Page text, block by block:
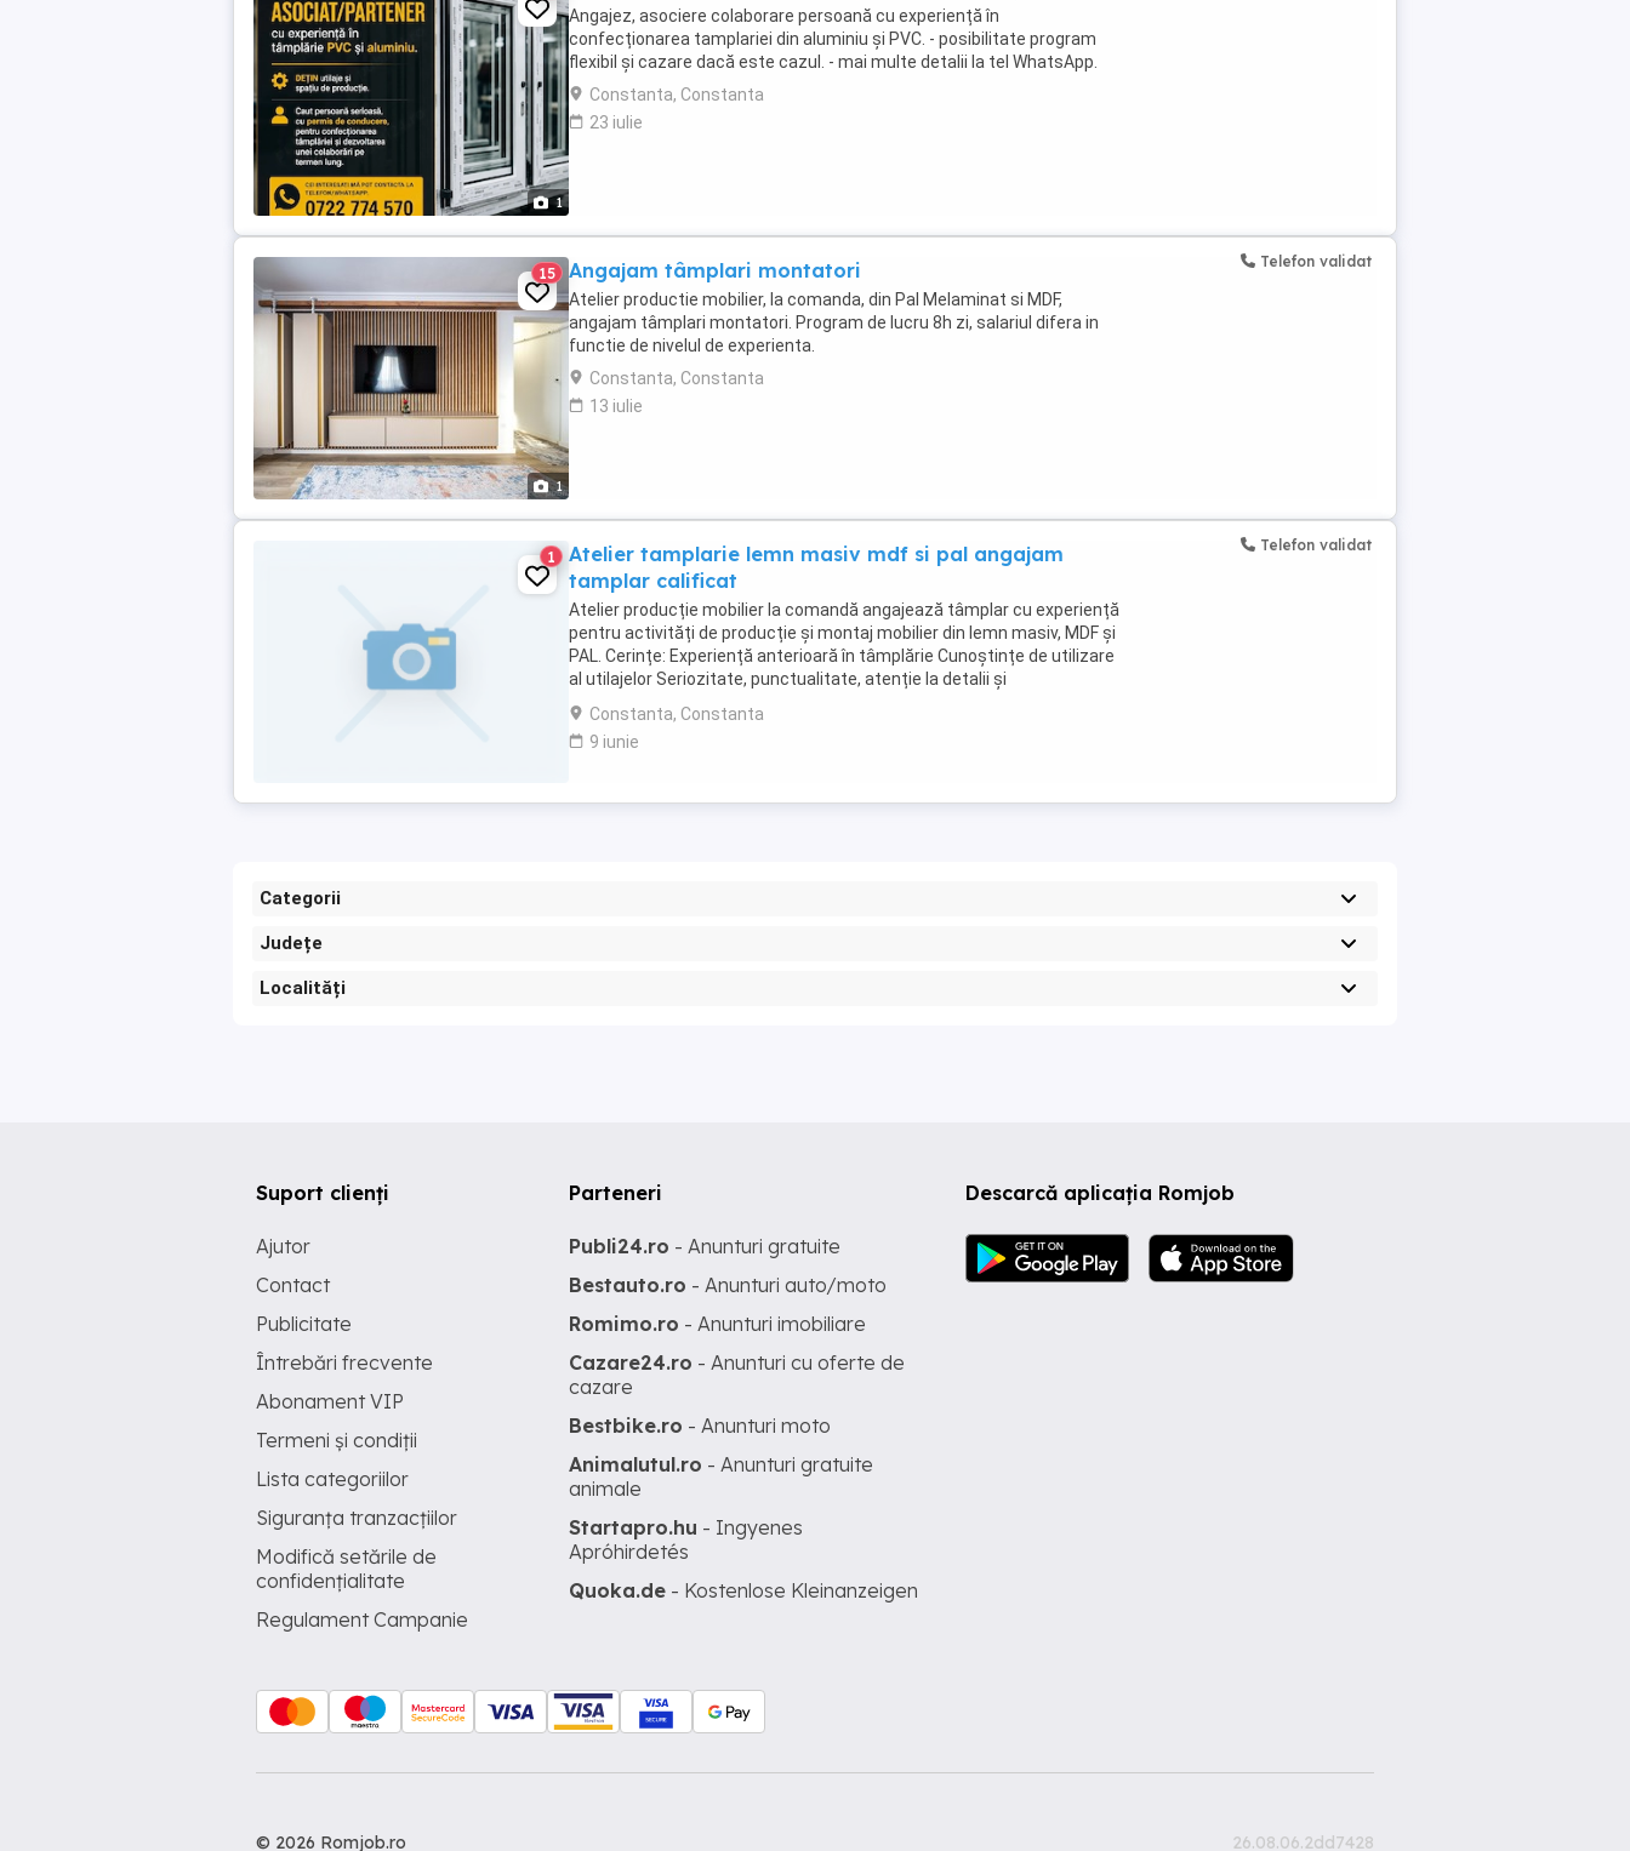
1
Angajez, asociere colaborare persoană cu experiență în
confecționarea tamplariei din aluminiu și PVC. - posibilitate program
flexibil și cazare dacă este cazul. - mai multe detalii la tel WhatsApp.
Constanta, Constanta
23 iulie
1
15 Angajam tâmplari montatori
Atelier productie mobilier, la comanda, din Pal Melaminat si MDF,
angajam tâmplari montatori. Program de lucru 8h zi, salariul difera in
functie de nivelul de experienta.
Constanta, Constanta
13 iulie
Telefon validat
1
Atelier tamplarie lemn masiv mdf si pal angajam
tamplar calificat
Atelier producție mobilier la comandă angajează tâmplar cu experiență
pentru activități de producție și montaj mobilier din lemn masiv, MDF și
PAL. Cerințe: Experiență anterioară în tâmplărie Cunoștințe de utilizare
al utilajelor Seriozitate, punctualitate, atenție la detalii și
responsabilitate. ...
Constanta, Constanta
9 iunie
Telefon validat
Categorii
Județe
Localități
Descarcă aplicația Romjob
Suport clienți
Ajutor
Contact
Publicitate
Întrebări frecvente
Abonament VIP
Termeni și condiții
Lista categoriilor
Siguranța tranzacțiilor
Modifică setările de
confidențialitate
Regulament Campanie
Parteneri
Publi24.ro - Anunturi gratuite
Bestauto.ro - Anunturi auto/moto
Romimo.ro - Anunturi imobiliare
Cazare24.ro - Anunturi cu oferte de
cazare
Bestbike.ro - Anunturi moto
Animalutul.ro - Anunturi gratuite
animale
Startapro.hu - Ingyenes
Apróhirdetés
Quoka.de - Kostenlose Kleinanzeigen
© 2026 Romjob.ro 26.08.06.2dd7428